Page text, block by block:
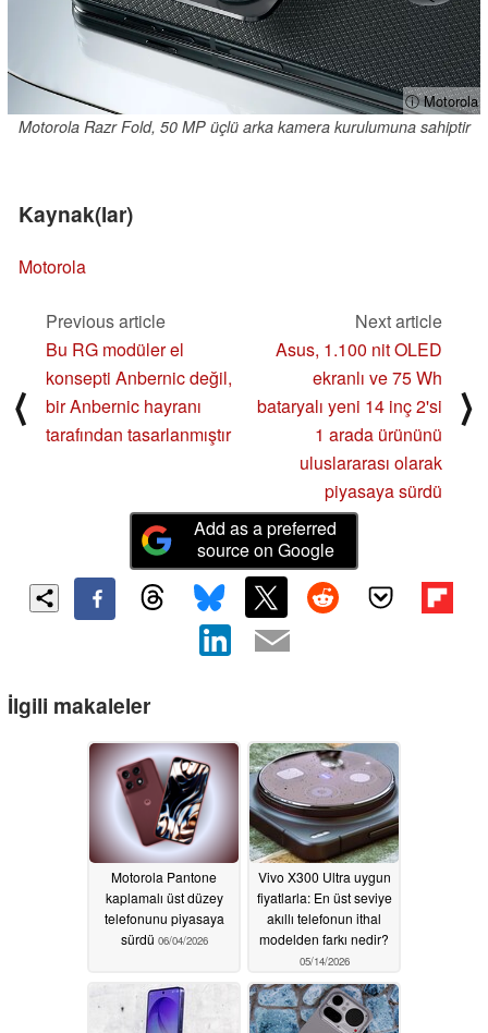
ⓘ Motorola
Motorola Razr Fold, 50 MP üçlü arka kamera kurulumuna sahiptir
Kaynak(lar)
Motorola
⟨
Previous article
Bu RG modüler el
konsepti Anbernic değil,
bir Anbernic hayranı
tarafından tasarlanmıştır
Next article
Asus, 1.100 nit OLED
ekranlı ve 75 Wh
bataryalı yeni 14 inç 2'si
1 arada ürününü
uluslararası olarak
piyasaya sürdü
⟩
Add as a preferred
source on Google
İlgili makaleler
Motorola Pantone
kaplamalı üst düzey
telefonunu piyasaya
sürdü 06/04/2026
Vivo X300 Ultra uygun
fiyatlarla: En üst seviye
akıllı telefonun ithal
modelden farkı nedir?
05/14/2026